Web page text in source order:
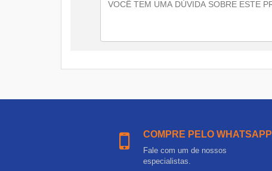
COMPRE PELO WHATSAPP
Fale com um de nossos
especialistas.